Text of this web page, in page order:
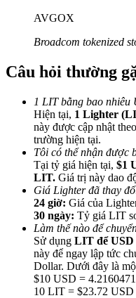
Đối tác Bitrue
Giới thiệu
Mời một người bạn để
Deposit CASHCAT & Win
AVGOX
Broadcom tokenized
Câu hỏi thường
1 LIT bằng bao nhiêu
Hiện tại, 1 Lighter
này được cập nhật
trường hiện tại.
Tôi có thể nhận được
Tại tỷ giá hiện tại, $1
LIT. Giá trị này dao
Giá Lighter đã thay
24 giờ: Giá của
30 ngày: Tỷ giá LIT
Làm thế nào để
Sử dụng LIT để USD
này để ngay lập tức
Dollar. Dưới đây là
$10 USD =
10 LIT = $23.72 USD